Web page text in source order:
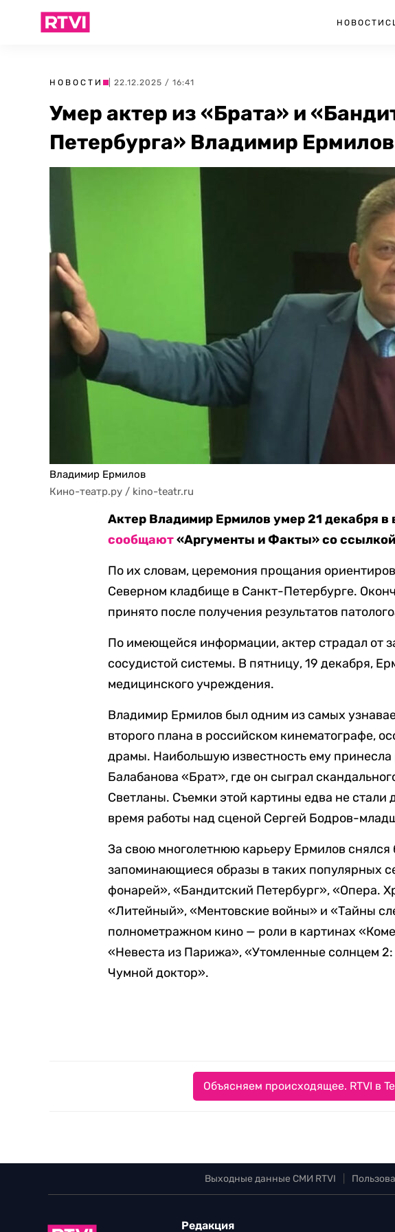
НОВОСТИ
НОВОСТИ | 22.12.2025 / 16:41
Умер актер из «Брата» и
Петербурга» Владимир Ермилов
Владимир Ермилов
Кино-театр.ру / kino-teatr.ru
Актер Владимир Ермилов умер 21 декабря в
сообщают«Аргументы и Факты» со
По их словам, церемония прощания
Северном кладбище в Санкт-Петербурге.
принято после получения результатов
По имеющейся информации, актер страдал от
сосудистой системы. В пятницу, 19 декабря,
медицинского учреждения.
Владимир Ермилов был одним из самых
второго плана в российском кинематографе,
драмы. Наибольшую известность ему принесла
Балабанова «Брат», где он сыграл
Светланы. Съемки этой картины едва не стали
время работы над сценой Сергей Бодров-
За свою многолетнюю карьеру Ермилов снялся
запоминающиеся образы в таких популярных
фонарей», «Бандитский Петербург», «Опера.
«Литейный», «Ментовские войны» и «Тайны
полнометражном кино — роли в картинах
«Невеста из Парижа», «Утомленные солнцем
Чумной доктор».
Объясняем происходящее. RTVI в
Выходные данные СМИ RTVI
Редакция